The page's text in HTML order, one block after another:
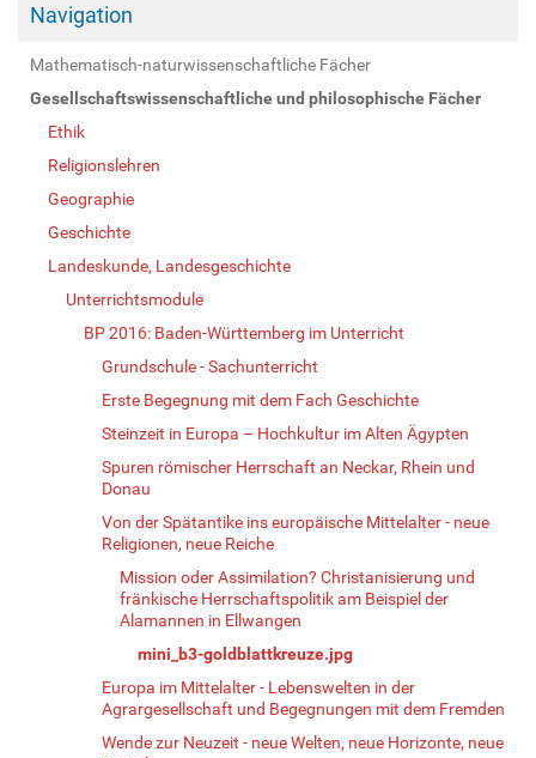
Navigation
Mathematisch-naturwissenschaftliche Fächer
Gesellschaftswissenschaftliche und philosophische Fächer
Ethik
Religionslehren
Geographie
Geschichte
Landeskunde, Landesgeschichte
Unterrichtsmodule
BP 2016: Baden-Württemberg im Unterricht
Grundschule - Sachunterricht
Erste Begegnung mit dem Fach Geschichte
Steinzeit in Europa – Hochkultur im Alten Ägypten
Spuren römischer Herrschaft an Neckar, Rhein und
Donau
Von der Spätantike ins europäische Mittelalter - neue
Religionen, neue Reiche
Mission oder Assimilation? Christanisierung und
fränkische Herrschaftspolitik am Beispiel der
Alamannen in Ellwangen
mini_b3-goldblattkreuze.jpg
Europa im Mittelalter - Lebenswelten in der
Agrargesellschaft und Begegnungen mit dem Fremden
Wende zur Neuzeit - neue Welten, neue Horizonte, neue